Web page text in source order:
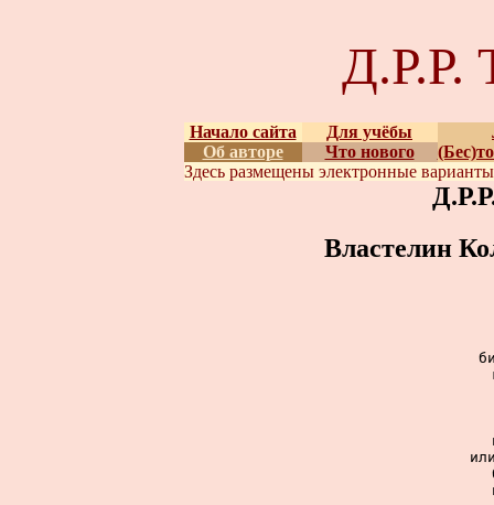
Начало сайта Для учёбы
Об авторе
Что нового
Здесь размещены электронные
Властелин